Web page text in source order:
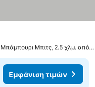
Μπάμπουρι Μπιτς, 2.5 χλμ. από: Σάνζου Μπιτς
Εμφάνιση τιμών